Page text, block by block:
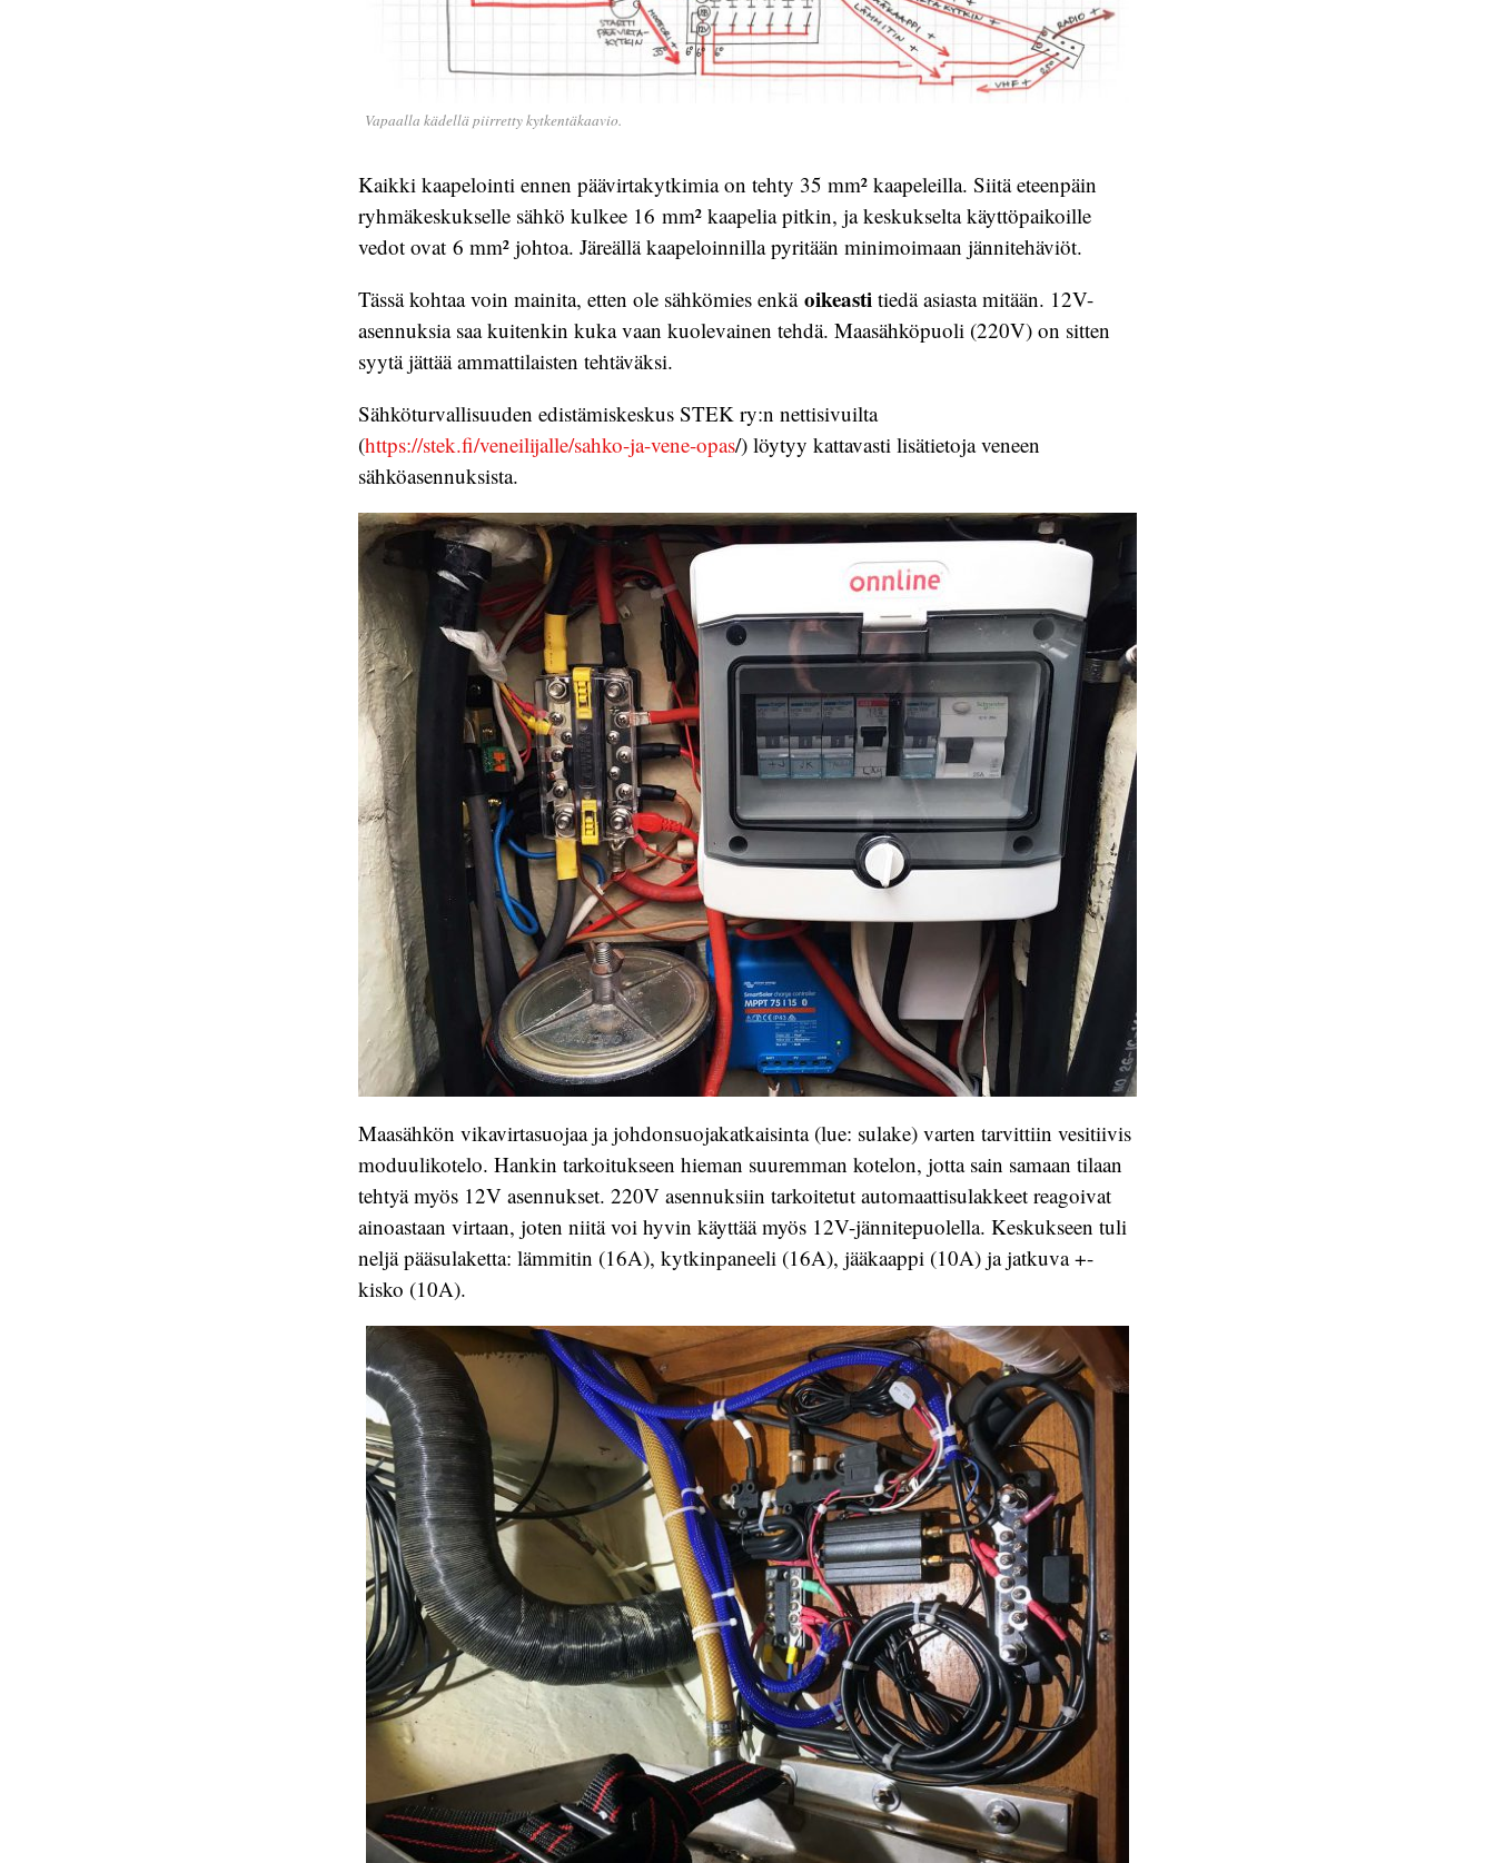
Vapaalla kädellä piirretty kytkentäkaavio.
Kaikki kaapelointi ennen päävirtakytkimia on tehty 35 mm² kaapeleilla. Siitä eteenpäin
ryhmäkeskukselle sähkö kulkee 16 mm² kaapelia pitkin, ja keskukselta käyttöpaikoille
vedot ovat 6 mm² johtoa. Järeällä kaapeloinnilla pyritään minimoimaan jännitehäviöt.
Tässä kohtaa voin mainita, etten ole sähkömies enkä oikeasti tiedä asiasta mitään. 12V-
asennuksia saa kuitenkin kuka vaan kuolevainen tehdä. Maasähköpuoli (220V) on sitten
syytä jättää ammattilaisten tehtäväksi.
Sähköturvallisuuden edistämiskeskus STEK ry:n nettisivuilta
(https://stek.fi/veneilijalle/sahko-ja-vene-opas/) löytyy kattavasti lisätietoja veneen
sähköasennuksista.
Maasähkön vikavirtasuojaa ja johdonsuojakatkaisinta (lue: sulake) varten tarvittiin vesitiivis
moduulikotelo. Hankin tarkoitukseen hieman suuremman kotelon, jotta sain samaan tilaan
tehtyä myös 12V asennukset. 220V asennuksiin tarkoitetut automaattisulakkeet reagoivat
ainoastaan virtaan, joten niitä voi hyvin käyttää myös 12V-jännitepuolella. Keskukseen tuli
neljä pääsulaketta: lämmitin (16A), kytkinpaneeli (16A), jääkaappi (10A) ja jatkuva +-
kisko (10A).